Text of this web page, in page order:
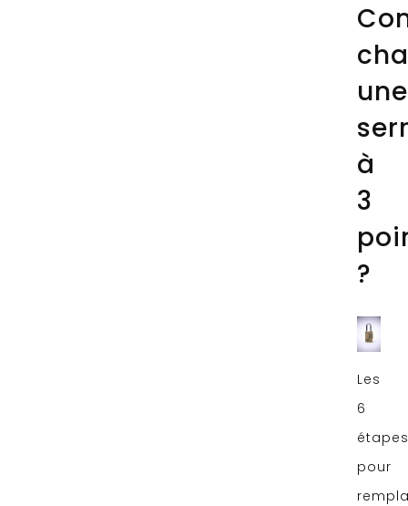
une
à
3
?
Les
6
étapes
pour